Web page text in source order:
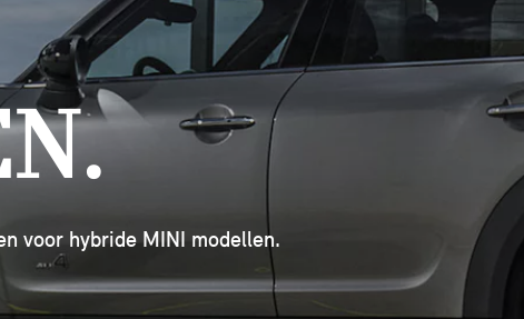
COOPER 3-DEURS
COOPER CABRIO
COUNTRYMAN
COOPER WORKS
voor hybride MINI modellen.